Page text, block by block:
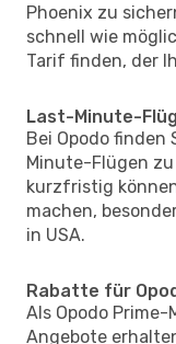
Phoenix zu
schnell wie
Tarif finden, der
Last-Minute-
Bei Opodo finden
Minute-Flügen
kurzfristig
machen,
in USA.
Rabatte für
Als Opodo
Angebote